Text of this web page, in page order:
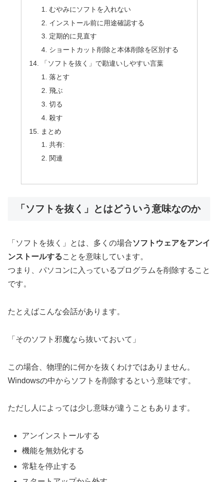
むやみにソフトを入れない
インストール前に用途確認する
定期的に見直す
ショートカット削除と本体削除を区別する
「ソフトを抜く」で勘違いしやすい言葉
落とす
飛ぶ
切る
殺す
まとめ
共有:
関連
「ソフトを抜く」とはどういう意味なのか
「ソフトを抜く」とは、多くの場合ソフトウェアをアンイ
ンストールすることを意味しています。
つまり、パソコンに入っているプログラムを削除すること
です。
たとえばこんな会話があります。
「そのソフト邪魔なら抜いておいて」
この場合、物理的に何かを抜くわけではありません。
Windowsの中からソフトを削除するという意味です。
ただし人によっては少し意味が違うこともあります。
アンインストールする
機能を無効化する
常駐を停止する